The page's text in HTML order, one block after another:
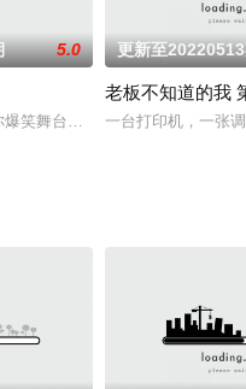
5.0
笑舞台剧、“你莫愁急诊室”、幸
更新至20220513
老板不知道的我
一台打印机，一张